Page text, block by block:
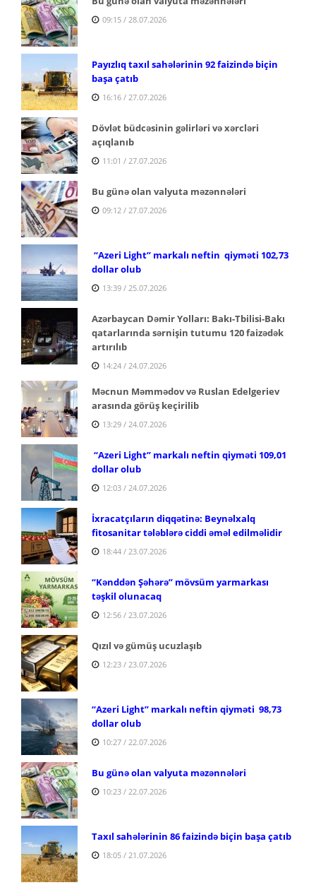
09:15 / 28.07.2026
Payızlıq taxıl sahələrinin 92 faizində biçin
başa çatıb
16:16 / 27.07.2026
Dövlət büdcəsinin gəlirləri və xərcləri
açıqlanıb
11:01 / 27.07.2026
Bu günə olan valyuta məzənnələri
09:12 / 27.07.2026
“Azeri Light” markalı neftin qiyməti 102,73
dollar olub
13:39 / 25.07.2026
Azərbaycan Dəmir Yolları: Bakı-Tbilisi-Bakı
qatarlarında sərnişin tutumu 120 faizədək
artırılıb
14:24 / 24.07.2026
Məcnun Məmmədov və Ruslan Edelgeriev
arasında görüş keçirilib
13:29 / 24.07.2026
“Azeri Light” markalı neftin qiyməti 109,01
dollar olub
12:03 / 24.07.2026
İxracatçıların diqqətinə: Beynəlxalq
fitosanitar tələblərə ciddi əməl edilməlidir
18:44 / 23.07.2026
“Kənddən Şəhərə” mövsüm yarmarkası
təşkil olunacaq
12:56 / 23.07.2026
Qızıl və gümüş ucuzlaşıb
12:23 / 23.07.2026
“Azeri Light” markalı neftin qiyməti 98,73
dollar olub
10:27 / 22.07.2026
Bu günə olan valyuta məzənnələri
10:23 / 22.07.2026
Taxıl sahələrinin 86 faizində biçin başa çatıb
18:05 / 21.07.2026